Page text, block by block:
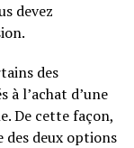
devez
des
à l’achat d’une
De cette façon,
deux options